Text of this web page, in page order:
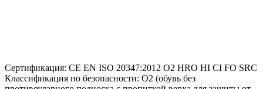
Сертификация: CE EN ISO 20347:2012 O2 HRO HI CI FO SRC
Классификация по безопасности: O2 (обувь без